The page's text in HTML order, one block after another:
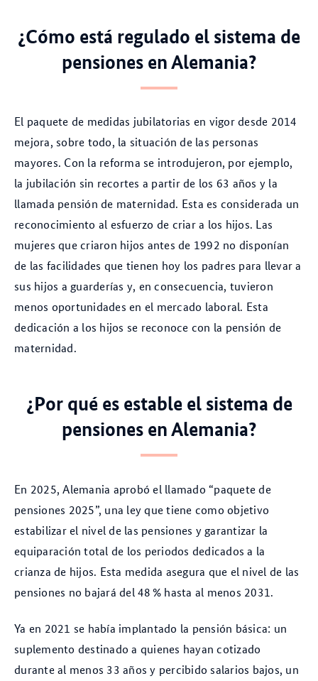
¿Cómo está regulado el sistema de
pensiones en Alemania?
El paquete de medidas jubilatorias en vigor desde 2014
mejora, sobre todo, la situación de las personas
mayores. Con la reforma se introdujeron, por ejemplo,
la jubilación sin recortes a partir de los 63 años y la
llamada pensión de maternidad. Esta es considerada un
reconocimiento al esfuerzo de criar a los hijos. Las
mujeres que criaron hijos antes de 1992 no disponían
de las facilidades que tienen hoy los padres para llevar a
sus hijos a guarderías y, en consecuencia, tuvieron
menos oportunidades en el mercado laboral. Esta
dedicación a los hijos se reconoce con la pensión de
maternidad.
¿Por qué es estable el sistema de
pensiones en Alemania?
En 2025, Alemania aprobó el llamado “paquete de
pensiones 2025”, una ley que tiene como objetivo
estabilizar el nivel de las pensiones y garantizar la
equiparación total de los periodos dedicados a la
crianza de hijos. Esta medida asegura que el nivel de las
pensiones no bajará del 48 % hasta al menos 2031.
Ya en 2021 se había implantado la pensión básica: un
suplemento destinado a quienes hayan cotizado
durante al menos 33 años y percibido salarios bajos, un